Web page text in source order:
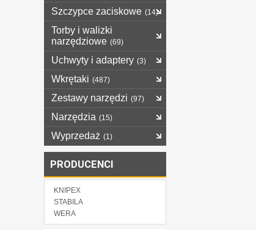
Szczypce zaciskowe (14)
Torby i walizki
narzędziowe (69)
Uchwyty i adaptery (3)
Wkrętaki (487)
Zestawy narzędzi (97)
Narzędzia (15)
Wyprzedaż (1)
PRODUCENCI
KNIPEX
STABILA
WERA